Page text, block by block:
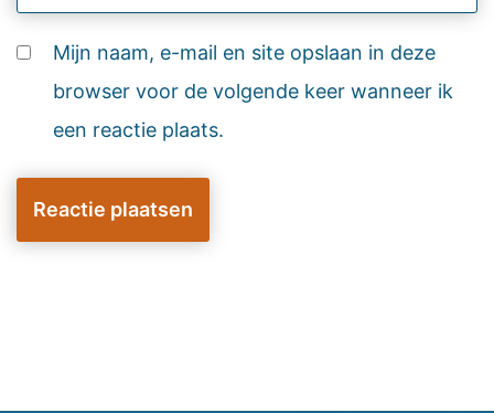
Mijn naam, e-mail en site opslaan in deze
browser voor de volgende keer wanneer ik
een reactie plaats.